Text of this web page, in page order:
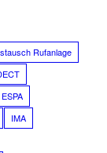
Rufanlage
ESPA
IMA